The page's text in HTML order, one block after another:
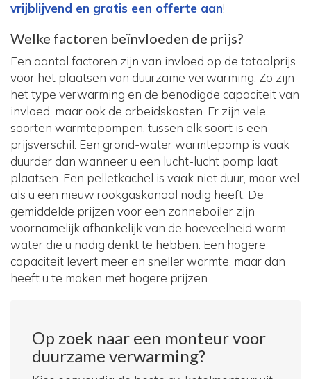
vrijblijvend en gratis een offerte aan!
Welke factoren beïnvloeden de prijs?
Een aantal factoren zijn van invloed op de totaalprijs
voor het plaatsen van duurzame verwarming. Zo zijn
het type verwarming en de benodigde capaciteit van
invloed, maar ook de arbeidskosten. Er zijn vele
soorten warmtepompen, tussen elk soort is een
prijsverschil. Een grond-water warmtepomp is vaak
duurder dan wanneer u een lucht-lucht pomp laat
plaatsen. Een pelletkachel is vaak niet duur, maar wel
als u een nieuw rookgaskanaal nodig heeft. De
gemiddelde prijzen voor een zonneboiler zijn
voornamelijk afhankelijk van de hoeveelheid warm
water die u nodig denkt te hebben. Een hogere
capaciteit levert meer en sneller warmte, maar dan
heeft u te maken met hogere prijzen.
Op zoek naar een monteur voor
duurzame verwarming?